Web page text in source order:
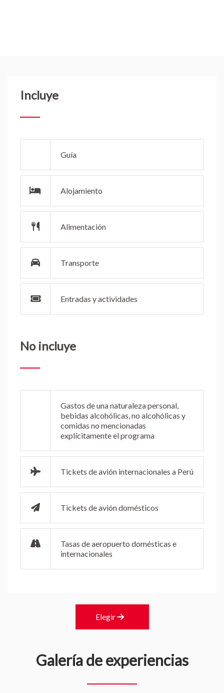
Incluye
Guía
Alojamiento
Alimentación
Transporte
Entradas y actividades
No incluye
Gastos de una naturaleza personal,
bebidas alcohólicas, no alcohólicas y
comidas no mencionadas
explícitamente el programa
Tickets de avión internacionales a Perú
Tickets de avión domésticos
Tasas de aeropuerto domésticas e
internacionales
Elegir
Galería de experiencias